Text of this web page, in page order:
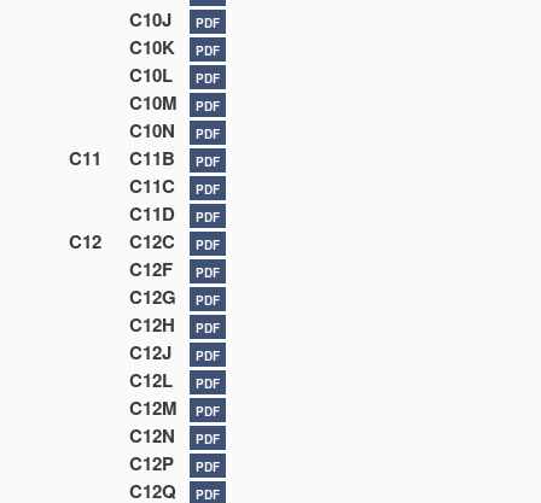
C10J PDF
C10K PDF
C10L PDF
C10M PDF
C10N PDF
C11 C11B PDF
C11C PDF
C11D PDF
C12 C12C PDF
C12F PDF
C12G PDF
C12H PDF
C12J PDF
C12L PDF
C12M PDF
C12N PDF
C12P PDF
C12Q PDF